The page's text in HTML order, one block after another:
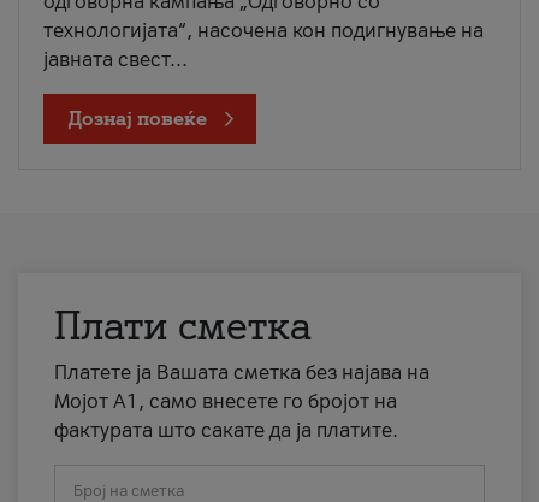
технологијата“, насочена кон подигнување на
јавната свест...
Дознај повеќе
Плати сметка
Платете ја Вашата сметка без најава на
Мојот А1, само внесете го бројот на
фактурата што сакате да ја платите.
Број на сметка